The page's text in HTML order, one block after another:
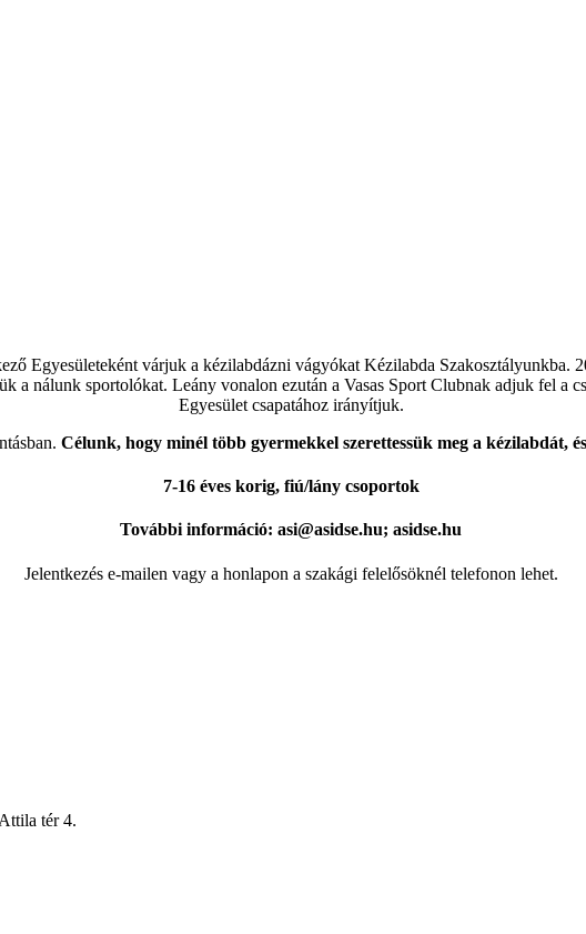
Egyesületeként várjuk a kézilabdázni vágyókat Kézilabda Szakosztályunkba.
a nálunk sportolókat. Leány vonalon ezután a Vasas Sport Clubnak adjuk fel a
Egyesület csapatához irányítjuk.
Célunk, hogy minél több gyermekkel szerettessük meg a kézilabdát,
7-16 éves korig, fiú/lány csoportok
További információ: asi@asidse.hu; asidse.hu
Jelentkezés e-mailen vagy a honlapon a szakági felelősöknél telefonon lehet.
tér 4.